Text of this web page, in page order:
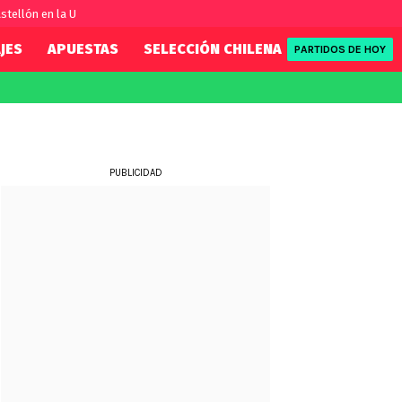
en la U
APUESTAS SELECCIÓN CHILENA REDSPORT
PARTIDOS DE HOY
PUBLICIDAD